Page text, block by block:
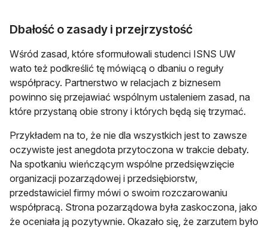
Dbałość o zasady i przejrzystość
Wśród zasad, które sformułowali studenci ISNS UW
wato też podkreślić tę mówiącą o dbaniu o reguły
współpracy. Partnerstwo w relacjach z biznesem
powinno się przejawiać wspólnym ustaleniem zasad, na
które przystaną obie strony i których będą się trzymać.
Przykładem na to, że nie dla wszystkich jest to zawsze
oczywiste jest anegdota przytoczona w trakcie debaty.
Na spotkaniu wieńczącym wspólne przedsięwzięcie
organizacji pozarządowej i przedsiębiorstw,
przedstawiciel firmy mówi o swoim rozczarowaniu
współpracą. Strona pozarządowa była zaskoczona, jako
że oceniała ją pozytywnie. Okazało się, że zarzutem było